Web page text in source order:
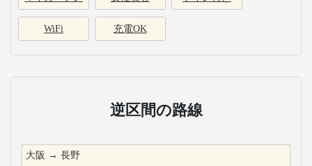
WiFi 充電OK
逆区間の路線
大阪 → 長野